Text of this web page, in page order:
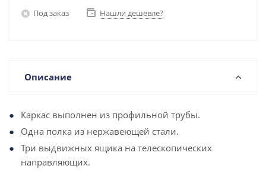
Под заказ Нашли дешевле?
Описание
Каркас выполнен из профильной трубы.
Одна полка из нержавеющей стали.
Три выдвижных ящика на телескопических
направляющих.